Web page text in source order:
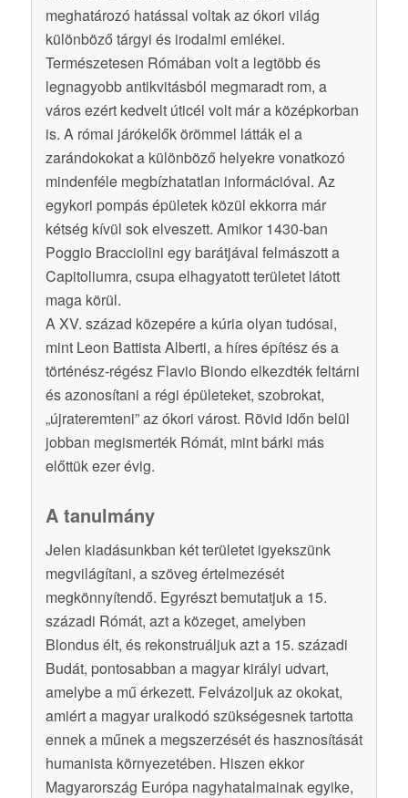
meghatározó hatással voltak az ókori világ
különböző tárgyi és irodalmi emlékei.
Természetesen Rómában volt a legtöbb és
legnagyobb antikvitásból megmaradt rom, a
város ezért kedvelt úticél volt már a középkorban
is. A római járókelők örömmel látták el a
zarándokokat a különböző helyekre vonatkozó
mindenféle megbízhatatlan információval. Az
egykori pompás épületek közül ekkorra már
kétség kívül sok elveszett. Amikor 1430-ban
Poggio Bracciolini egy barátjával felmászott a
Capitoliumra, csupa elhagyatott területet látott
maga körül.
A XV. század közepére a kúria olyan tudósai,
mint Leon Battista Alberti, a híres építész és a
történész-régész Flavio Biondo elkezdték feltárni
és azonosítani a régi épületeket, szobrokat,
„újrateremteni” az ókori várost. Rövid időn belül
jobban megismerték Rómát, mint bárki más
előttük ezer évig.
A tanulmány
Jelen kiadásunkban két területet igyekszünk
megvilágítani, a szöveg értelmezését
megkönnyítendő. Egyrészt bemutatjuk a 15.
századi Rómát, azt a közeget, amelyben
Blondus élt, és rekonstruáljuk azt a 15. századi
Budát, pontosabban a magyar királyi udvart,
amelybe a mű érkezett. Felvázoljuk az okokat,
amiért a magyar uralkodó szükségesnek tartotta
ennek a műnek a megszerzését és hasznosítását
humanista környezetében. Hiszen ekkor
Magyarország Európa nagyhatalmainak egyike,